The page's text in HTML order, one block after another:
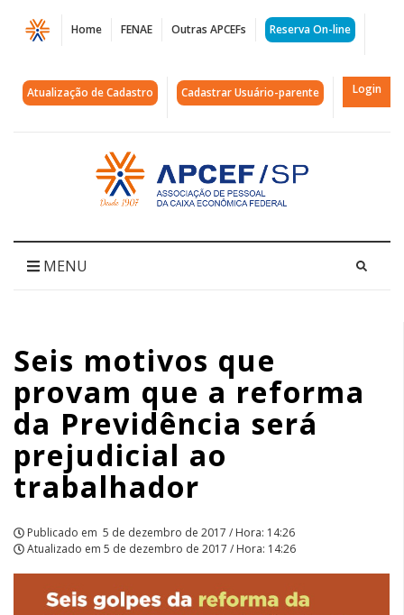
Página
Seis
motivos
provam
reforma
será
prejudicial
ao
trabalhador
|
APCEF/SP
Home FENAE Outras APCEFs Reserva On-line
Atualização de Cadastro Cadastrar Usuário-parente Login
Acessar
página
inicial
MENU
Seis motivos que
provam que a reforma
da Previdência será
prejudicial ao
trabalhador
Publicado em 5 de dezembro de 2017 / Hora: 14:26
Atualizado em 5 de dezembro de 2017 / Hora: 14:26